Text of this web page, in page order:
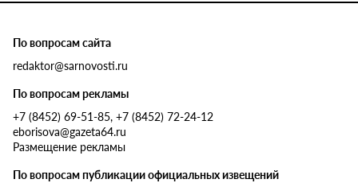
По вопросам сайта
redaktor@sarnovosti.ru
По вопросам рекламы
+7 (8452) 69-51-85, +7 (8452) 72-24-12
eborisova@gazeta64.ru
Размещение рекламы
По вопросам публикации официальных извещений